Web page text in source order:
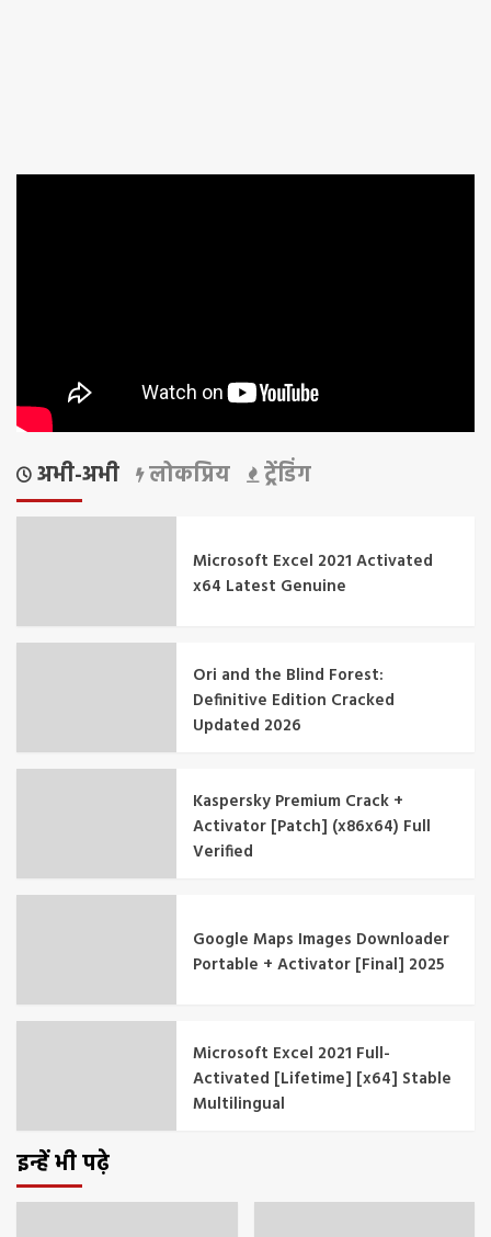
अभी-अभी लोकप्रिय ट्रेंडिंग
Microsoft Excel 2021 Activated
x64 Latest Genuine
Ori and the Blind Forest:
Definitive Edition Cracked
Updated 2026
Kaspersky Premium Crack +
Activator [Patch] (x86x64) Full
Verified
Google Maps Images Downloader
Portable + Activator [Final] 2025
Microsoft Excel 2021 Full-
Activated [Lifetime] [x64] Stable
Multilingual
इन्हें भी पढ़े